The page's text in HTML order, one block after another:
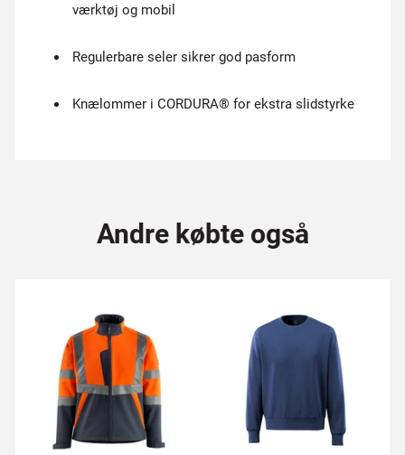
værktøj og mobil
Regulerbare seler sikrer god pasform
Knælommer i CORDURA® for ekstra slidstyrke
Andre købte også